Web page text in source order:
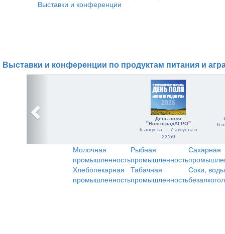
Выставки и конференции
Выставки и конференции по продуктам питания и
День поля
"ВолгоградАГРО"
6 августа — 7 августа в
23:59
6
Молочная
промышленность
Рыбная
промышленность
Сахарная
Хлебопекарная
промышленность
Табачная
промышленность
Соки,